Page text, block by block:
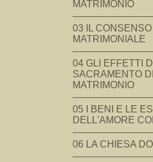
MATRIMONIO
03 IL CONSENSO
MATRIMONIALE
04 GLI EFFETTI
SACRAMENTO
MATRIMONIO
05 I BENI E LE
DELL'AMORE
06 LA CHIESA